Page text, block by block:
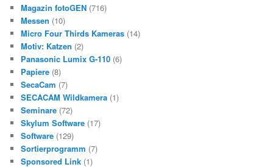
Magazin fotoGEN (716)
Messen (10)
Micro Four Thirds Kameras (14)
Motiv: Katzen (2)
Panasonic Lumix G-110 (6)
Papiere (8)
SecaCam (7)
SECACAM Wildkamera (1)
Seminare (72)
Skylum Software (17)
Software (129)
Sortierprogramm (7)
Sponsored Link (1)